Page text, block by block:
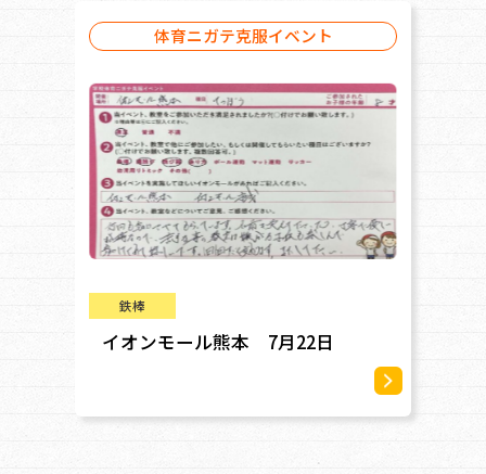
体育ニガテ克服イベント
鉄棒
イオンモール熊本 7月22日